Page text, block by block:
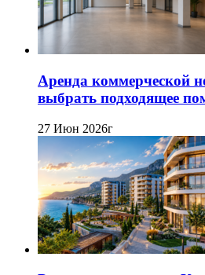
Аренда коммерческой
выбрать подходящее
27 Июн 2026г